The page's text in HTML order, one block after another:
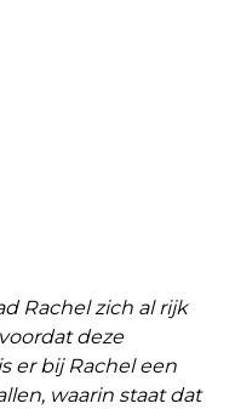
Rachel zich al rijk
deze
er bij Rachel een
waarin staat dat